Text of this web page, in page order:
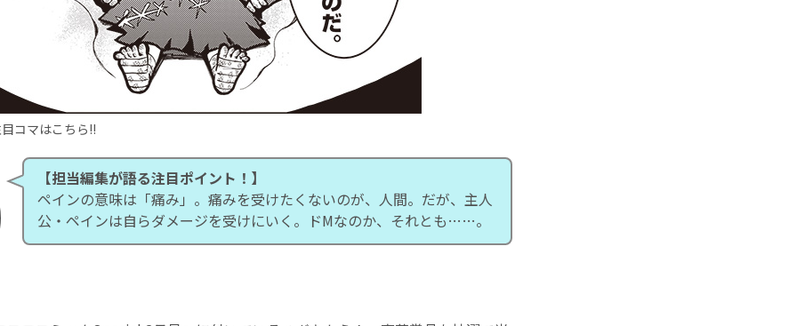
コマはこちら!!
【担当編集が語る注目ポイント！】
ペインの意味は「痛み」。痛みを受けたくないのが、人間。だが、主人
公・ペインは自らダメージを受けにいく。ドMなのか、それとも……。